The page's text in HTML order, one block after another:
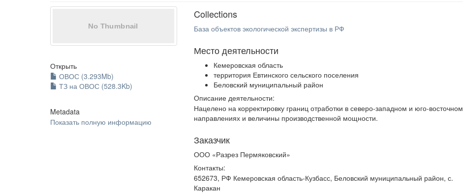
Открыть
ОВОС (3.293Mb)
ТЗ на ОВОС (528.3Kb)
Metadata
Показать полную информацию
Collections
База объектов экологической экспертизы в РФ
Место деятельности
Кемеровская область
территория Евтинского сельского поселения
Беловский муниципальный район
Описание деятельности:
Нацелено на корректировку границ отработки в северо-западном и юго-восточном
направлениях и величины производственной мощности.
Заказчик
ООО «Разрез Пермяковский»
Контакты:
652673, РФ Кемеровская область-Кузбасс, Беловский муниципальный район, с.
Каракан